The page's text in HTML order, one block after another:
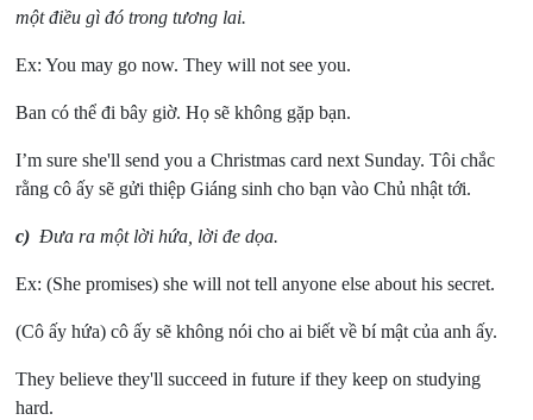
một điều gì đó trong tương lai.
Ex: You may go now. They will not see you.
Ban có thể đi bây giờ. Họ sẽ không gặp bạn.
I’m sure she'll send you a Christmas card next Sunday. Tôi chắc
rằng cô ấy sẽ gửi thiệp Giáng sinh cho bạn vào Chủ nhật tới.
c)Đưa ra một lời hứa, lời đe dọa.
Ex: (She promises) she will not tell anyone else about his secret.
(Cô ấy hứa) cô ấy sẽ không nói cho ai biết về bí mật của anh ấy.
They believe they'll succeed in future if they keep on studying
hard.